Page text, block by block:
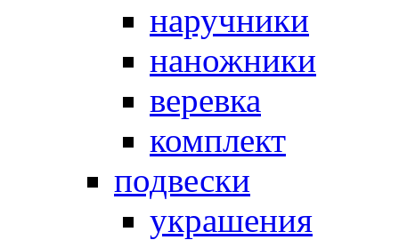
наручники
наножники
веревка
комплект
подвески
украшения